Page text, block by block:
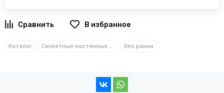
В избранное
Каталог Без рамки